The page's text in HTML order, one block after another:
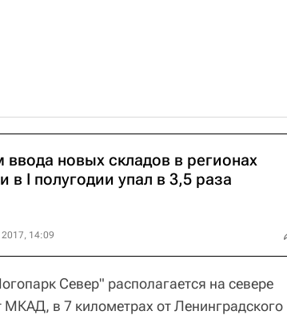
новых складов в регионах
в I полугодии упал в 3,5 раза
2017, 14:09
Север" располагается на севере
в 7 километрах от Ленинградского